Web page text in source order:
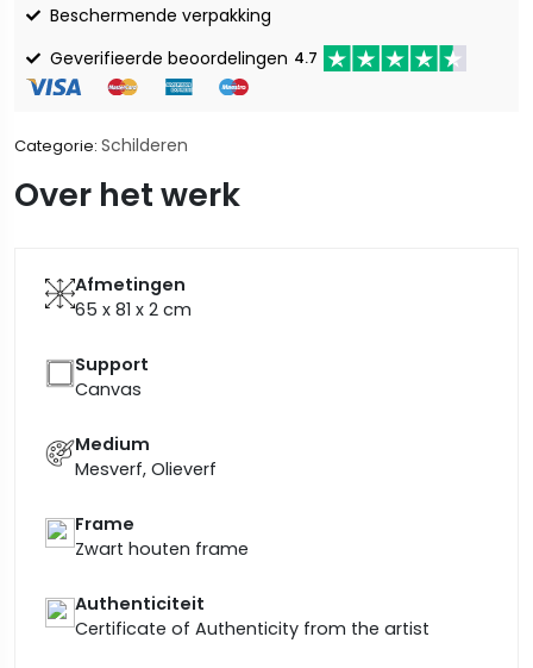
Beschermende verpakking
Geverifieerde beoordelingen 4.7
Categorie: Schilderen
Over het werk
Afmetingen
65 x 81 x 2 cm
Support
Canvas
Medium
Mesverf, Olieverf
Frame
Zwart houten frame
Authenticiteit
Certificate of Authenticity from the artist